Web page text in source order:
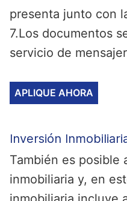
presenta junto con
7.Los documentos
servicio de
APLIQUE AHORA
Inversión
También es posible
inmobiliaria y, en